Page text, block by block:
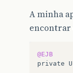
A minha
encontrar
@EJB
private